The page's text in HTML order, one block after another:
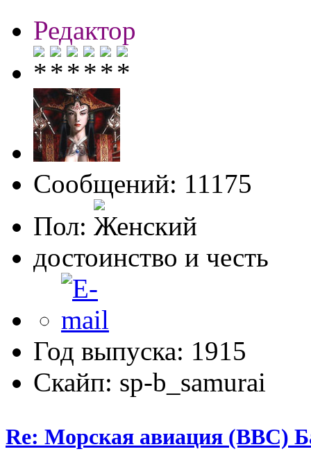
Редактор
Сообщений: 11175
Пол:
достоинство и честь
Год выпуска: 1915
Скайп: sp-b_samurai
Re: Морская авиация (ВВС)